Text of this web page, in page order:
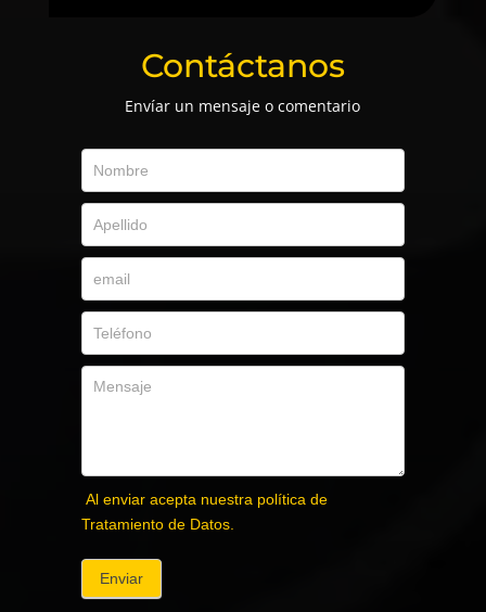
Contáctanos
Envíar un mensaje o comentario
Al enviar acepta nuestra política de
Tratamiento de Datos.
Enviar